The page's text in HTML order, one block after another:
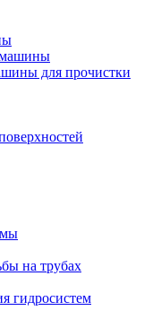
машины
для прочистки
на трубах
гидросистем